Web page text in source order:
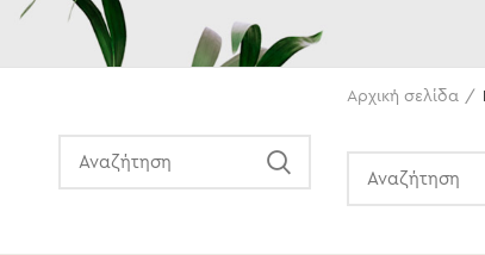
Αρχική σελίδα